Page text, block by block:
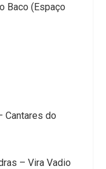
Baco (Espaço
Cantares do
– Vira Vadio